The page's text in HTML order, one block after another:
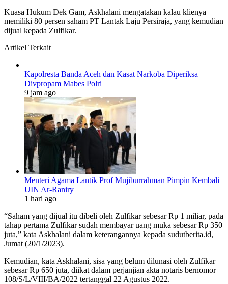
Kuasa Hukum Dek Gam, Askhalani mengatakan kalau klienya
memiliki 80 persen saham PT Lantak Laju Persiraja, yang kemudian
dijual kepada Zulfikar.
Artikel Terkait
Kapolresta Banda Aceh dan Kasat Narkoba Diperiksa
Divpropam Mabes Polri
9 jam ago
Menteri Agama Lantik Prof Mujiburrahman Pimpin Kembali
UIN Ar-Raniry
1 hari ago
“Saham yang dijual itu dibeli oleh Zulfikar sebesar Rp 1 miliar, pada
tahap pertama Zulfikar sudah membayar uang muka sebesar Rp 350
juta,” kata Askhalani dalam keterangannya kepada sudutberita.id,
Jumat (20/1/2023).
Kemudian, kata Askhalani, sisa yang belum dilunasi oleh Zulfikar
sebesar Rp 650 juta, diikat dalam perjanjian akta notaris bernomor
108/S/L/VIII/BA/2022 tertanggal 22 Agustus 2022.